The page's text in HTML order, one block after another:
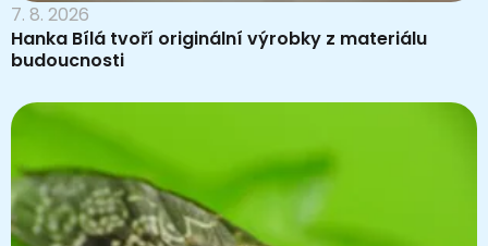
7. 8. 2026
Hanka Bílá tvoří originální výrobky z materiálu
budoucnosti